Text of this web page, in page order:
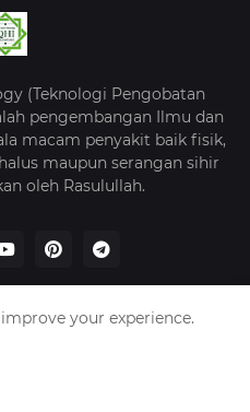
(Teknologi Pengobatan
pengembangan Ilmu dan
macam penyakit baik fisik,
maupun serangan sihir
oleh Rasulullah.
your experience.